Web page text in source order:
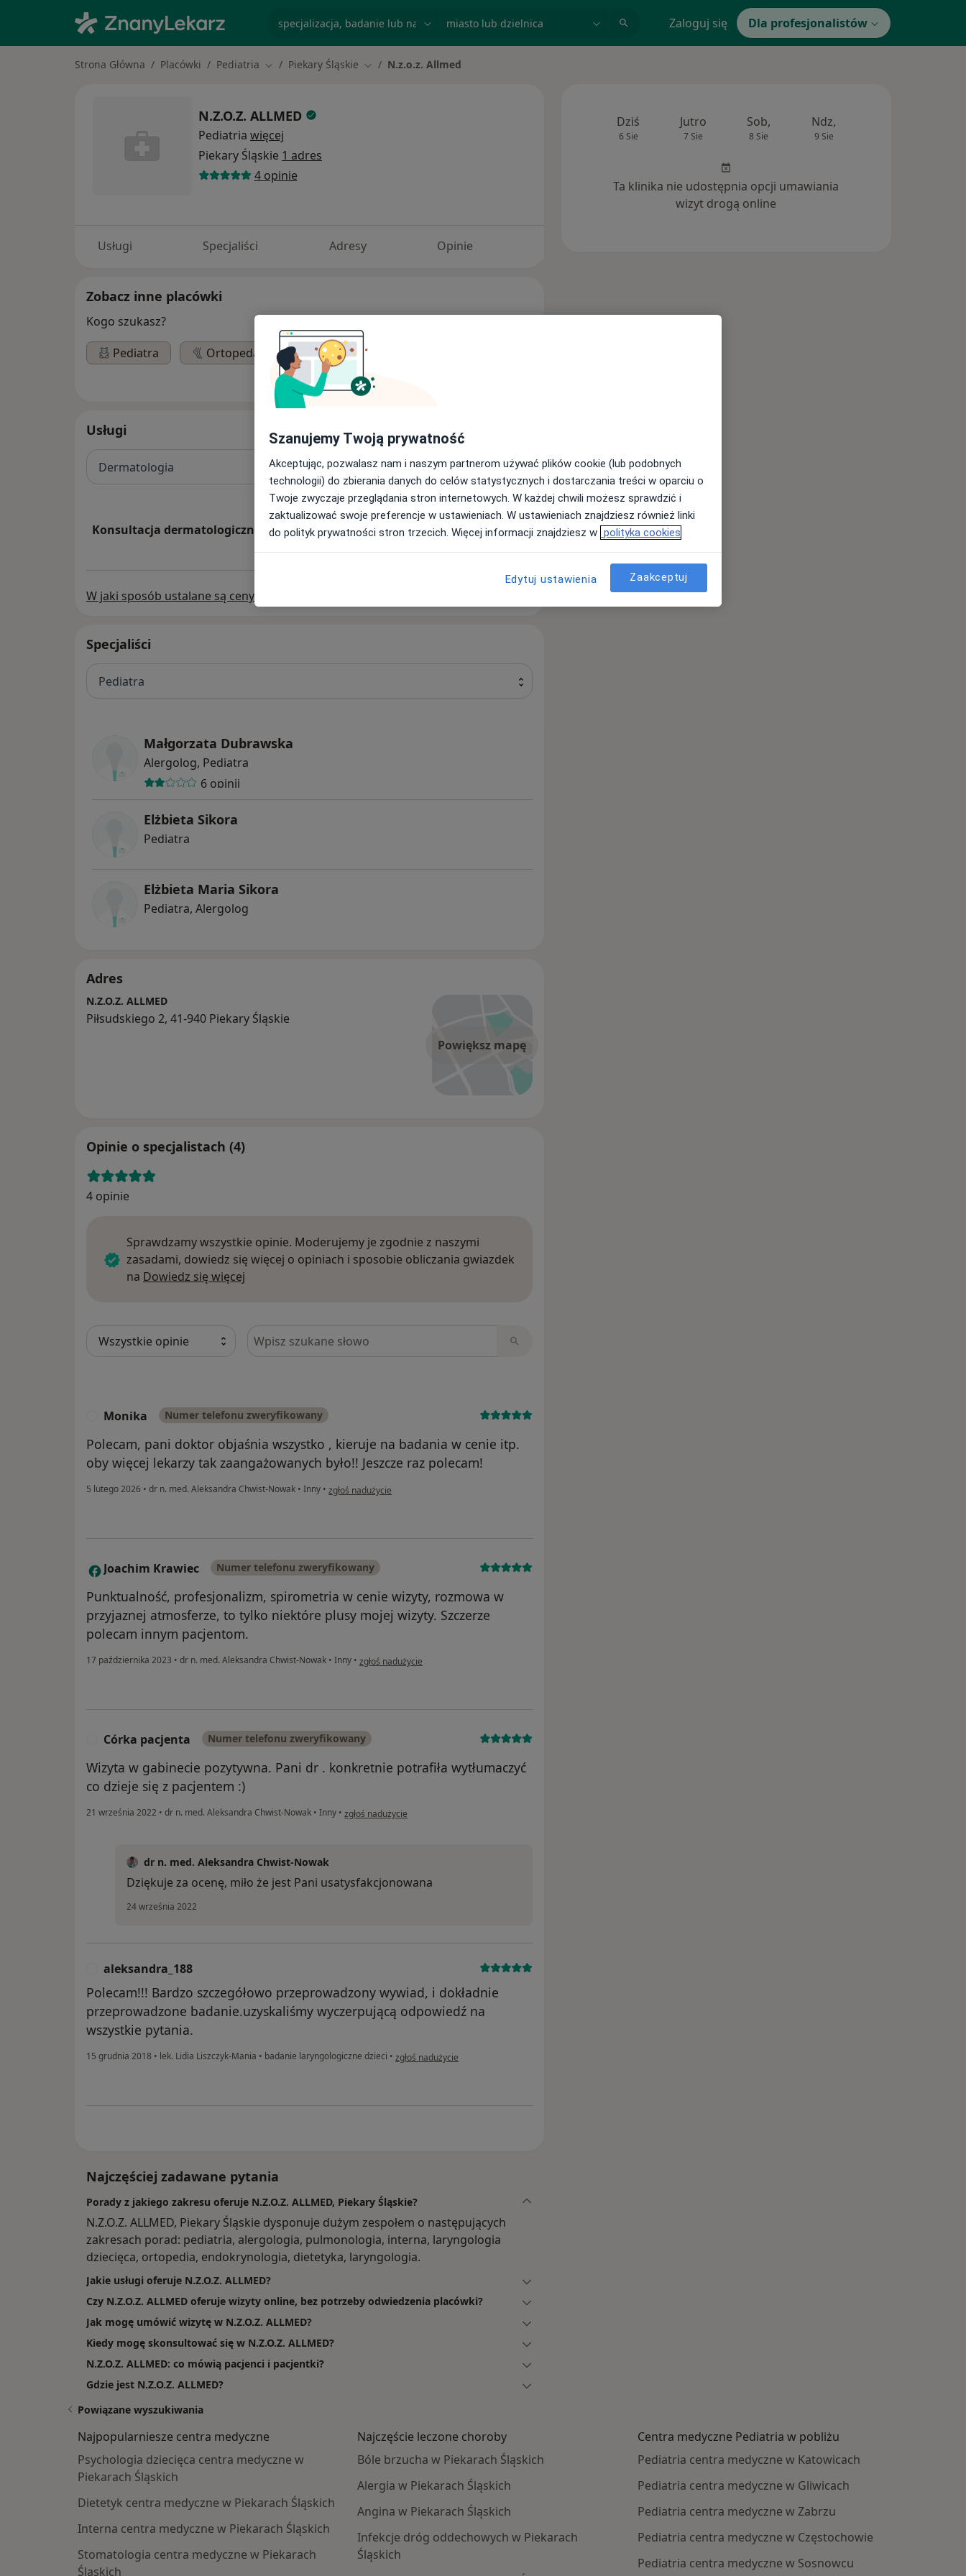
Zaloguj się Dla profesjonalistów
Strona Główna Placówki Pediatria Zmień miasto
Piekary Śląskie Zmień miasto
N.z.o.z. Allmed
N.Z.O.Z. ALLMED
Pediatria więcej
Piekary Śląskie 1 adres
4 opinie
Usługi Specjaliści Adresy Opinie
Zobacz inne placówki
Kogo szukasz?
Pediatra
Ortopeda Dietetyk
Usługi
Dermatologia
Konsultacja dermatologiczna
W jaki sposób ustalane są ceny?
Specjaliści
Pediatra
Małgorzata Dubrawska
Alergolog, Pediatra
6 opinii
Elżbieta Sikora
Pediatra
Elżbieta Maria Sikora
Pediatra, Alergolog
Adres
Powiększ mapę
N.Z.O.Z. ALLMED
Piłsudskiego 2, 41-940 Piekary Śląskie
Opinie o specjalistach (4)
4 opinie
Sprawdzamy wszystkie opinie. Moderujemy je zgodnie z naszymi
zasadami, dowiedz się więcej o opiniach i sposobie obliczania gwiazdek
na Dowiedz się więcej
Szukaj w opiniach
Monika Numer telefonu zweryfikowany
Polecam, pani doktor objaśnia wszystko , kieruje na badania w cenie itp.
oby więcej lekarzy tak zaangażowanych było!! Jeszcze raz polecam!
5 lutego 2026 • dr n. med. Aleksandra Chwist-Nowak • Inny • w opinii użytkownika Monika
zgłoś nadużycie
J Joachim Krawiec Numer telefonu zweryfikowany
Punktualność, profesjonalizm, spirometria w cenie wizyty, rozmowa w
przyjaznej atmosferze, to tylko niektóre plusy mojej wizyty. Szczerze
polecam innym pacjentom.
17 października 2023 • dr n. med. Aleksandra Chwist-Nowak • Inny • w opinii użytkownika Joachim Krawiec
zgłoś nadużycie
Córka pacjenta Numer telefonu zweryfikowany
Wizyta w gabinecie pozytywna. Pani dr . konkretnie potrafiła wytłumaczyć
co dzieje się z pacjentem :)
21 września 2022 • dr n. med. Aleksandra Chwist-Nowak • Inny • w opinii użytkownika Córka pacjenta
zgłoś nadużycie
dr n. med. Aleksandra Chwist-Nowak
Dziękuje za ocenę, miło że jest Pani usatysfakcjonowana
24 września 2022
aleksandra_188
Polecam!!! Bardzo szczegółowo przeprowadzony wywiad, i dokładnie
przeprowadzone badanie.uzyskaliśmy wyczerpującą odpowiedź na
wszystkie pytania.
15 grudnia 2018 • lek. Lidia Liszczyk-Mania • badanie laryngologiczne dzieci • w opinii użytkownika aleksandra_188
zgłoś nadużycie
Najczęściej zadawane pytania
Porady z jakiego zakresu oferuje N.Z.O.Z. ALLMED, Piekary Śląskie?
N.Z.O.Z. ALLMED, Piekary Śląskie dysponuje dużym zespołem o następujących
zakresach porad: pediatria, alergologia, pulmonologia, interna, laryngologia
dziecięca, ortopedia, endokrynologia, dietetyka, laryngologia.
Jakie usługi oferuje N.Z.O.Z. ALLMED?
Czy N.Z.O.Z. ALLMED oferuje wizyty online, bez potrzeby odwiedzenia placówki?
Jak mogę umówić wizytę w N.Z.O.Z. ALLMED?
Kiedy mogę skonsultować się w N.Z.O.Z. ALLMED?
N.Z.O.Z. ALLMED: co mówią pacjenci i pacjentki?
Gdzie jest N.Z.O.Z. ALLMED?
Dziś
6 Sie
Jutro
7 Sie
Sob,
8 Sie
Ndz,
9 Sie
Ta klinika nie udostępnia opcji umawiania
wizyt drogą online
Powiązane wyszukiwania
Najpopularniesze centra medyczne
Psychologia dziecięca centra medyczne w
Piekarach Śląskich
Dietetyk centra medyczne w Piekarach Śląskich
Interna centra medyczne w Piekarach Śląskich
Stomatologia centra medyczne w Piekarach
Śląskich
Najczęście leczone choroby
Bóle brzucha w Piekarach Śląskich
Alergia w Piekarach Śląskich
Angina w Piekarach Śląskich
Infekcje dróg oddechowych w Piekarach
Śląskich
Centra medyczne Pediatria w pobliżu
Pediatria centra medyczne w Katowicach
Pediatria centra medyczne w Gliwicach
Pediatria centra medyczne w Zabrzu
Pediatria centra medyczne w Częstochowie
Pediatria centra medyczne w Sosnowcu
Szanujemy Twoją prywatność
Akceptując, pozwalasz nam i naszym partnerom używać plików cookie (lub podobnych
technologii) do zbierania danych do celów statystycznych i dostarczania treści w oparciu o
Twoje zwyczaje przeglądania stron internetowych. W każdej chwili możesz sprawdzić i
zaktualizować swoje preferencje w ustawieniach. W ustawieniach znajdziesz również linki
do polityk prywatności stron trzecich. Więcej informacji znajdziesz w polityka cookies
Edytuj ustawienia Zaakceptuj